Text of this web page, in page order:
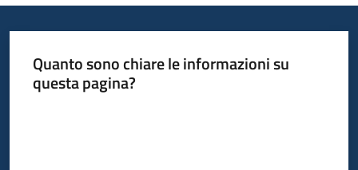
Quanto sono chiare le informazioni su
questa pagina?